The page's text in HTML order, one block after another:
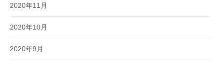
2020年11月
2020年10月
2020年9月